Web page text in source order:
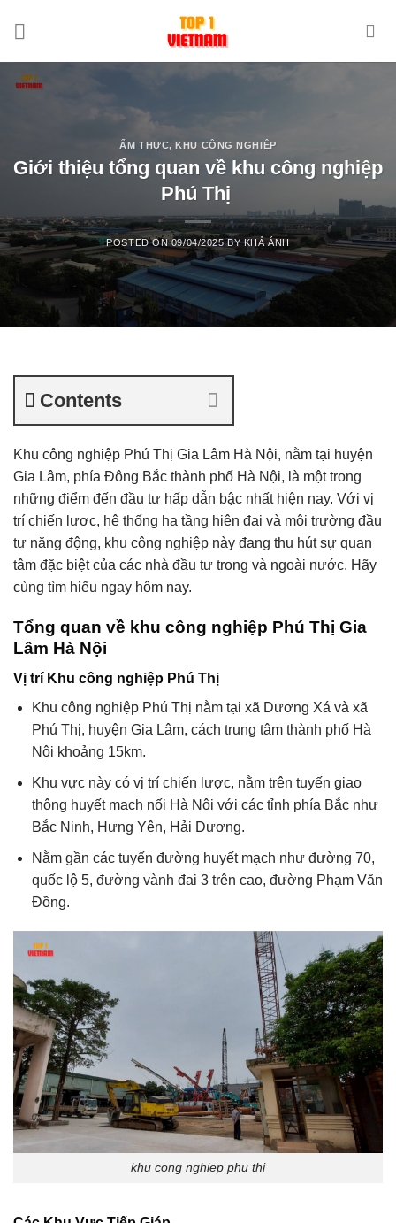
ẨM THỰC,KHU CÔNG NGHIỆP
Giới thiệu tổng quan về khu công nghiệp
Phú Thị
POSTED ON09/04/2025 BYKHẢ ÁNH
Contents
Khu công nghiệp Phú Thị Gia Lâm Hà Nội, nằm tại huyện
Gia Lâm, phía Đông Bắc thành phố Hà Nội, là một trong
những điểm đến đầu tư hấp dẫn bậc nhất hiện nay. Với vị
trí chiến lược, hệ thống hạ tầng hiện đại và môi trường đầu
tư năng động, khu công nghiệp này đang thu hút sự quan
tâm đặc biệt của các nhà đầu tư trong và ngoài nước. Hãy
cùng tìm hiểu ngay hôm nay.
Tổng quan về khu công nghiệp Phú Thị Gia
Lâm Hà Nội
Vị trí Khu công nghiệp Phú Thị
Khu công nghiệp Phú Thị nằm tại xã Dương Xá và xã
Phú Thị, huyện Gia Lâm, cách trung tâm thành phố Hà
Nội khoảng 15km.
Khu vực này có vị trí chiến lược, nằm trên tuyến giao
thông huyết mạch nối Hà Nội với các tỉnh phía Bắc như
Bắc Ninh, Hưng Yên, Hải Dương.
Nằm gần các tuyến đường huyết mạch như đường 70,
quốc lộ 5, đường vành đai 3 trên cao, đường Phạm Văn
Đồng.
khu cong nghiep phu thi